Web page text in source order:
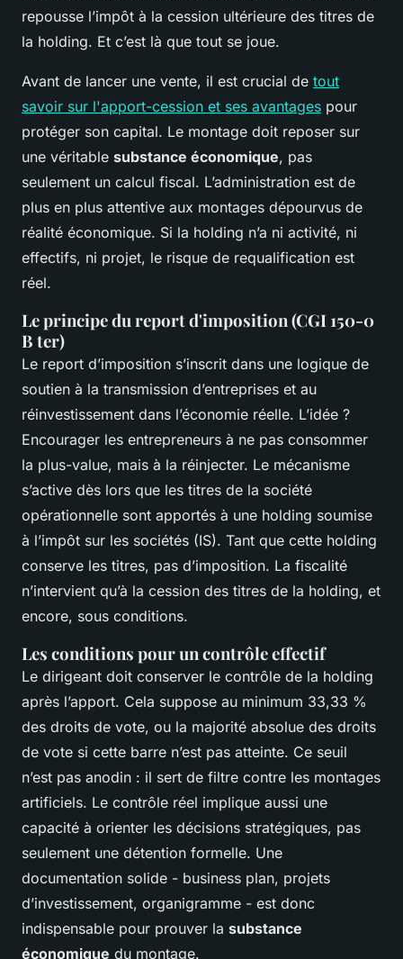
repousse l’impôt à la cession ultérieure des titres de
la holding. Et c’est là que tout se joue.
Avant de lancer une vente, il est crucial de tout
savoir sur l'apport-cession et ses avantages pour
protéger son capital. Le montage doit reposer sur
une véritable substance économique, pas
seulement un calcul fiscal. L’administration est de
plus en plus attentive aux montages dépourvus de
réalité économique. Si la holding n’a ni activité, ni
effectifs, ni projet, le risque de requalification est
réel.
Le principe du report d'imposition (CGI 150-0
B ter)
Le report d’imposition s’inscrit dans une logique de
soutien à la transmission d’entreprises et au
réinvestissement dans l’économie réelle. L’idée ?
Encourager les entrepreneurs à ne pas consommer
la plus-value, mais à la réinjecter. Le mécanisme
s’active dès lors que les titres de la société
opérationnelle sont apportés à une holding soumise
à l’impôt sur les sociétés (IS). Tant que cette holding
conserve les titres, pas d’imposition. La fiscalité
n’intervient qu’à la cession des titres de la holding, et
encore, sous conditions.
Les conditions pour un contrôle effectif
Le dirigeant doit conserver le contrôle de la holding
après l’apport. Cela suppose au minimum 33,33 %
des droits de vote, ou la majorité absolue des droits
de vote si cette barre n’est pas atteinte. Ce seuil
n’est pas anodin : il sert de filtre contre les montages
artificiels. Le contrôle réel implique aussi une
capacité à orienter les décisions stratégiques, pas
seulement une détention formelle. Une
documentation solide - business plan, projets
d’investissement, organigramme - est donc
indispensable pour prouver la substance
économique du montage.